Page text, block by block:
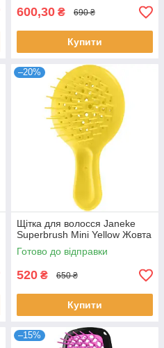
600,30 ₴ 690 ₴
Купити
–20%
Щітка для волосся Janeke
Superbrush Mini Yellow Жовта
Готово до відправки
520 ₴ 650 ₴
Купити
–15%